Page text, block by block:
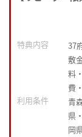
特典内容
37
敷
料
費
利用条件
青
県
岡